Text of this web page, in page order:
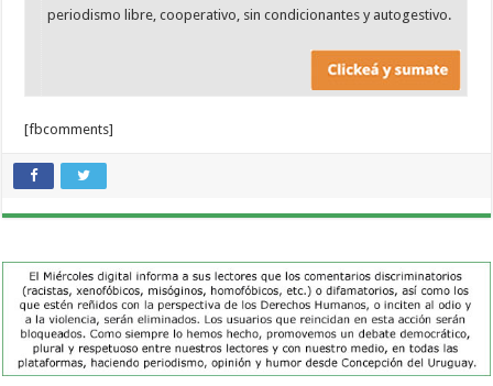
periodismo libre, cooperativo, sin condicionantes y autogestivo.
[fbcomments]